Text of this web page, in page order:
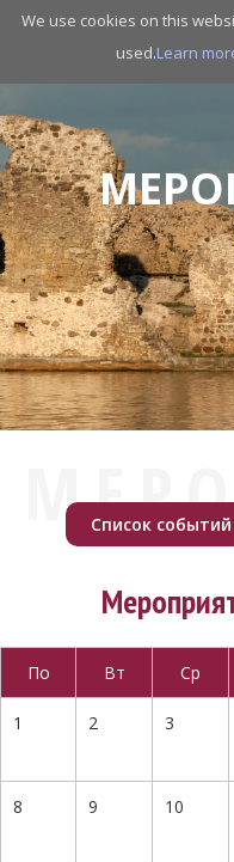
We use cookies on this
used.Learn
Skip
Список событий
По Вт Ср
1 2 3
8 9 10